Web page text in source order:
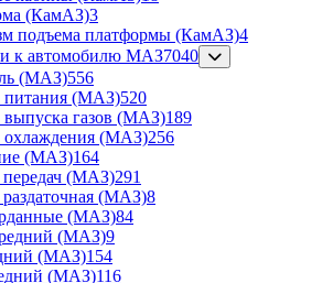
(КамАЗ)3
подъема платформы (КамАЗ)4
к автомобилю МАЗ7040
(МАЗ)556
питания (МАЗ)520
выпуска газов (МАЗ)189
охлаждения (МАЗ)256
(МАЗ)164
передач (МАЗ)291
(МАЗ)8
(МАЗ)84
(МАЗ)9
(МАЗ)154
(МАЗ)116